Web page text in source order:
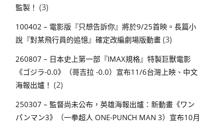
監製！ (3)
100402 – 電影版『只想告訴你』將於9/25首映。長篇小
說『對某飛行員的追憶』確定改編劇場版動畫 (3)
260807 – 日本史上第一部『IMAX規格』特製巨獸電影
《ゴジラ-0.0》（哥吉拉 -0.0）宣布11/6台灣上映、中文
海報出爐！ (2)
250307 – 監督尚未公布，英雄海報出爐：新動畫《ワン
パンマン3》（一拳超人 ONE-PUNCH MAN 3）宣布10月